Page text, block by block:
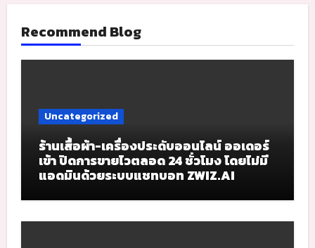
Recommend Blog
Uncategorized
ร้านเสื้อผ้า-เครื่องประดับออนไลน์ ออเดอร์
เข้า ปิดการขายไวตลอด 24 ชั่วโมง โดยไม่มี
แอดมินด้วยระบบแชทบอท ZWIZ.AI